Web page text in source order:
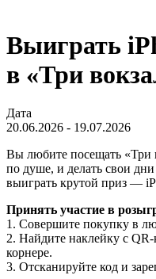
Выиграть
в «Три
Дата
20.06.2026 - 19.07.2026
Вы любите посещать «Три
по душе, и делать свои
выиграть крутой приз —
Принять участие в
1. Совершите покупку в
2. Найдите наклейку с
корнере.
3. Отсканируйте код и